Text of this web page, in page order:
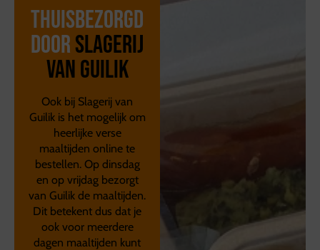
Thuisbezorgd
doorSlagerij
van Guilik
Ook bij Slagerij van
Guilik is het mogelijk om
heerlijke verse
maaltijden online te
bestellen. Op dinsdag
en op vrijdag bezorgt
van Guilik de maaltijden.
Dit betekent dus dat je
ook voor meerdere
dagen maaltijden kunt